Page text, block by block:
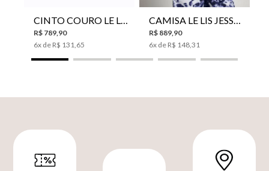
CINTO COURO LE LIS SUKI FEMININO
R$ 789,90
6x de R$ 131,65
CAMISA LE LIS JESSICA FEMININA
R$ 889,90
6x de R$ 148,31